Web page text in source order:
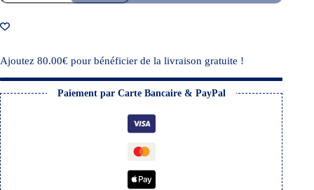
Ajoutez 80.00€ pour bénéficier de la livraison gratuite !
Paiement par Carte Bancaire & PayPal